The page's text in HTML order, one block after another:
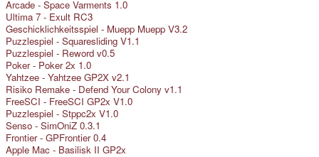
Arcade - Space Varments 1.0
Ultima 7 - Exult RC3
Geschicklichkeitsspiel - Muepp Muepp V3.2
Puzzlespiel - Squaresliding V1.1
Puzzlespiel - Reword v0.5
Poker - Poker 2x 1.0
Yahtzee - Yahtzee GP2X v2.1
Risiko Remake - Defend Your Colony v1.1
FreeSCI - FreeSCI GP2x V1.0
Puzzlespiel - Stppc2x V1.0
Senso - SimOniZ 0.3.1
Frontier - GPFrontier 0.4
Apple Mac - Basilisk II GP2x